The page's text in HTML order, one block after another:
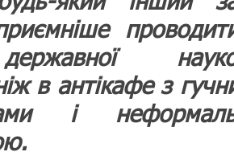
в антікафе з
і